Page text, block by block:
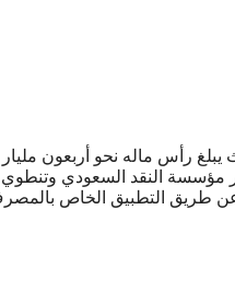
رأس ماله نحو أربعون مليار
مؤسسة النقد السعودي وتنطوي
طريق التطبيق الخاص